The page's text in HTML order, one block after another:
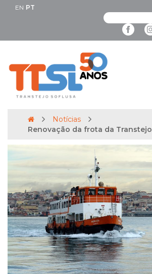
EN PT
Notícias
Renovação da frota da Transtejo